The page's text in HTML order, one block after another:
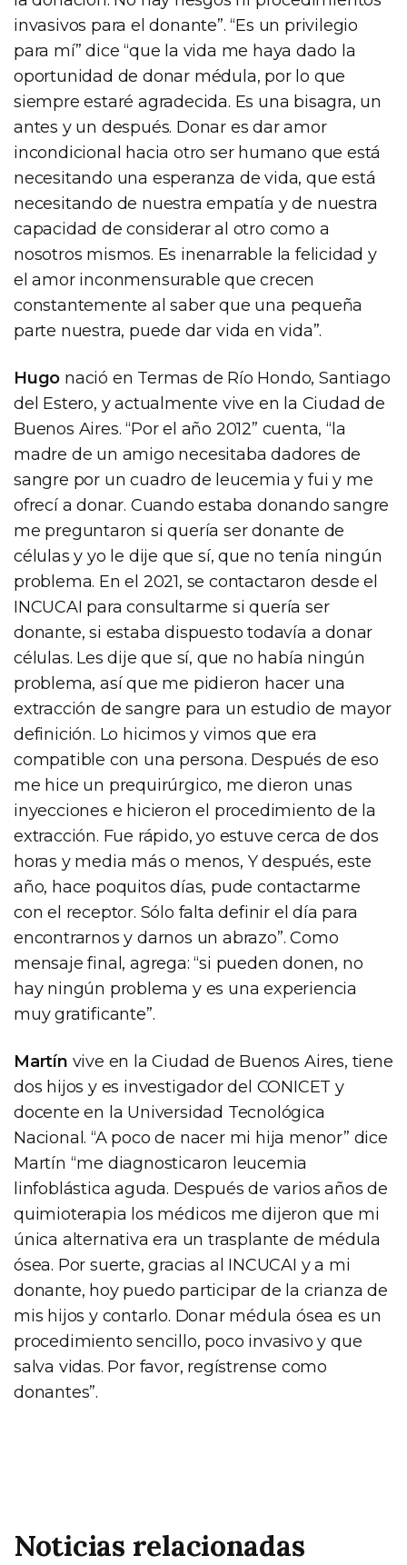
invasivos para el donante”. “Es un privilegio
para mí” dice “que la vida me haya dado la
oportunidad de donar médula, por lo que
siempre estaré agradecida. Es una bisagra, un
antes y un después. Donar es dar amor
incondicional hacia otro ser humano que está
necesitando una esperanza de vida, que está
necesitando de nuestra empatía y de nuestra
capacidad de considerar al otro como a
nosotros mismos. Es inenarrable la felicidad y
el amor inconmensurable que crecen
constantemente al saber que una pequeña
parte nuestra, puede dar vida en vida”.
Hugo nació en Termas de Río Hondo, Santiago
del Estero, y actualmente vive en la Ciudad de
Buenos Aires. “Por el año 2012” cuenta, “la
madre de un amigo necesitaba dadores de
sangre por un cuadro de leucemia y fui y me
ofrecí a donar. Cuando estaba donando sangre
me preguntaron si quería ser donante de
células y yo le dije que sí, que no tenía ningún
problema. En el 2021, se contactaron desde el
INCUCAI para consultarme si quería ser
donante, si estaba dispuesto todavía a donar
células. Les dije que sí, que no había ningún
problema, así que me pidieron hacer una
extracción de sangre para un estudio de mayor
definición. Lo hicimos y vimos que era
compatible con una persona. Después de eso
me hice un prequirúrgico, me dieron unas
inyecciones e hicieron el procedimiento de la
extracción. Fue rápido, yo estuve cerca de dos
horas y media más o menos, Y después, este
año, hace poquitos días, pude contactarme
con el receptor. Sólo falta definir el día para
encontrarnos y darnos un abrazo”. Como
mensaje final, agrega: “si pueden donen, no
hay ningún problema y es una experiencia
muy gratificante”.
Martín vive en la Ciudad de Buenos Aires, tiene
dos hijos y es investigador del CONICET y
docente en la Universidad Tecnológica
Nacional. “A poco de nacer mi hija menor” dice
Martín “me diagnosticaron leucemia
linfoblástica aguda. Después de varios años de
quimioterapia los médicos me dijeron que mi
única alternativa era un trasplante de médula
ósea. Por suerte, gracias al INCUCAI y a mi
donante, hoy puedo participar de la crianza de
mis hijos y contarlo. Donar médula ósea es un
procedimiento sencillo, poco invasivo y que
salva vidas. Por favor, regístrense como
donantes”.
Noticias relacionadas